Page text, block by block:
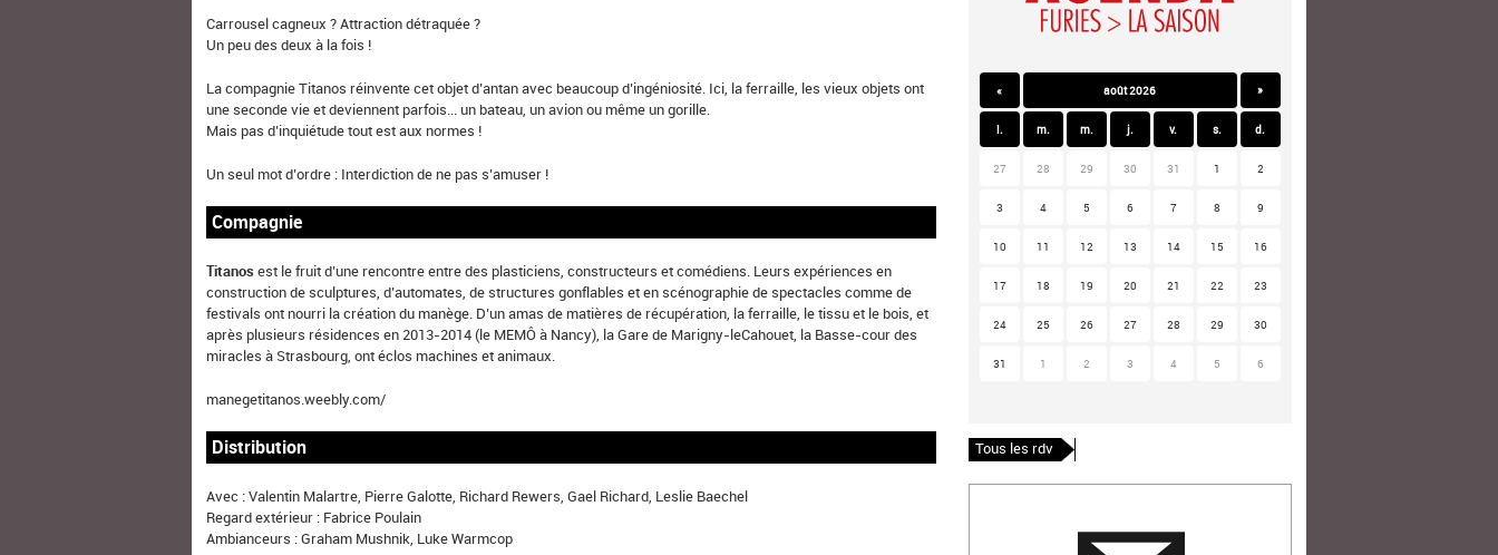
Carrousel cagneux ? Attraction détraquée ?
Un peu des deux à la fois !
La compagnie Titanos réinvente cet objet d’antan avec beaucoup d’ingéniosité. Ici, la ferraille, les vieux objets ont
une seconde vie et deviennent parfois... un bateau, un avion ou même un gorille.
Mais pas d’inquiétude tout est aux normes !
Un seul mot d’ordre : Interdiction de ne pas s’amuser !
Compagnie
Titanosest le fruit d’une rencontre entre des plasticiens, constructeurs et comédiens. Leurs expériences en
construction de sculptures, d’automates, de structures gonflables et en scénographie de spectacles comme de
festivals ont nourri la création du manège. D’un amas de matières de récupération, la ferraille, le tissu et le bois, et
après plusieurs résidences en 2013-2014 (le MEMÔ à Nancy), la Gare de Marigny-leCahouet, la Basse-cour des
miracles à Strasbourg, ont éclos machines et animaux.
manegetitanos.weebly.com/
Distribution
Avec : Valentin Malartre, Pierre Galotte, Richard Rewers, Gael Richard, Leslie Baechel
Regard extérieur : Fabrice Poulain
Ambianceurs : Graham Mushnik, Luke Warmcop
« août 2026 »
l. m. m. j. v. s. d.
27 28 29 30 31 1 2
3 4 5 6 7 8 9
10 11 12 13 14 15 16
17 18 19 20 21 22 23
24 25 26 27 28 29 30
31 1 2 3 4 5 6
Tous les rdv